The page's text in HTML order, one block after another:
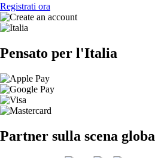
Registrati ora
Pensato per l'Italia
Partner sulla scena